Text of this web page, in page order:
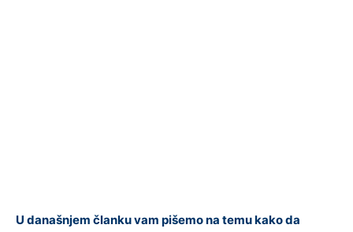
U današnjem članku vam pišemo na temu kako da